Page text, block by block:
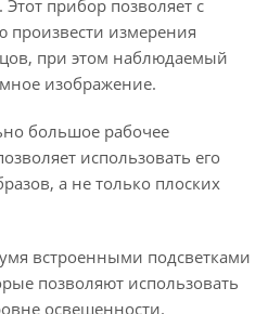
прибор позволяет с
произвести измерения
при этом наблюдаемый
изображение.
большое рабочее
использовать его
а не только плоских
встроенными подсветками
позволяют использовать
освещенности.